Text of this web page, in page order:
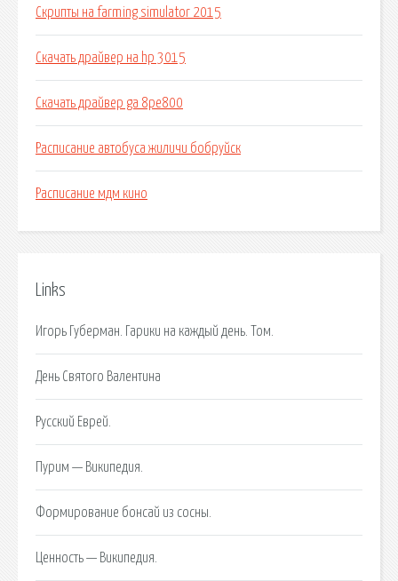
Скрипты на farming simulator 2015
Скачать драйвер на hp 3015
Скачать драйвер ga 8pe800
Расписание автобуса жиличи бобруйск
Расписание мдм кино
Links
Игорь Губерман. Гарики на каждый день. Том.
День Святого Валентина
Русский Еврей.
Пурим — Википедия.
Формирование бонсай из сосны.
Ценность — Википедия.